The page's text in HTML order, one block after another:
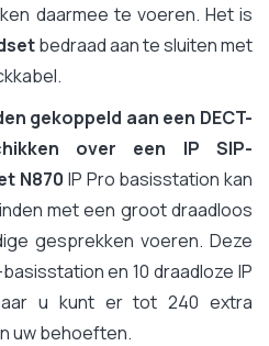
daarmee te voeren. Het is
bedraad aan te sluiten met
gekoppeld aan een DECT-
over een IP SIP-
N870 IP Pro basisstation kan
met een groot draadloos
gesprekken voeren. Deze
en 10 draadloze IP
u kunt er tot 240 extra
uw behoeften.